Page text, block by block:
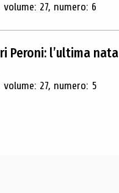
volume: 27, numero: 6
Peroni: l’ultima nata
volume: 27, numero: 5